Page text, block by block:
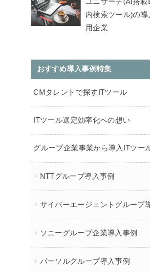
内検索ツール)の導
用企業
おすすめ導入事例特集
CMタレントで探すITツール
ITツール選定効率化への想い
グループ企業事業から導入ITツー
NTTグループ導入事例
サイバーエージェントグループ
ソニーグループ企業導入事例
パーソルグループ導入事例